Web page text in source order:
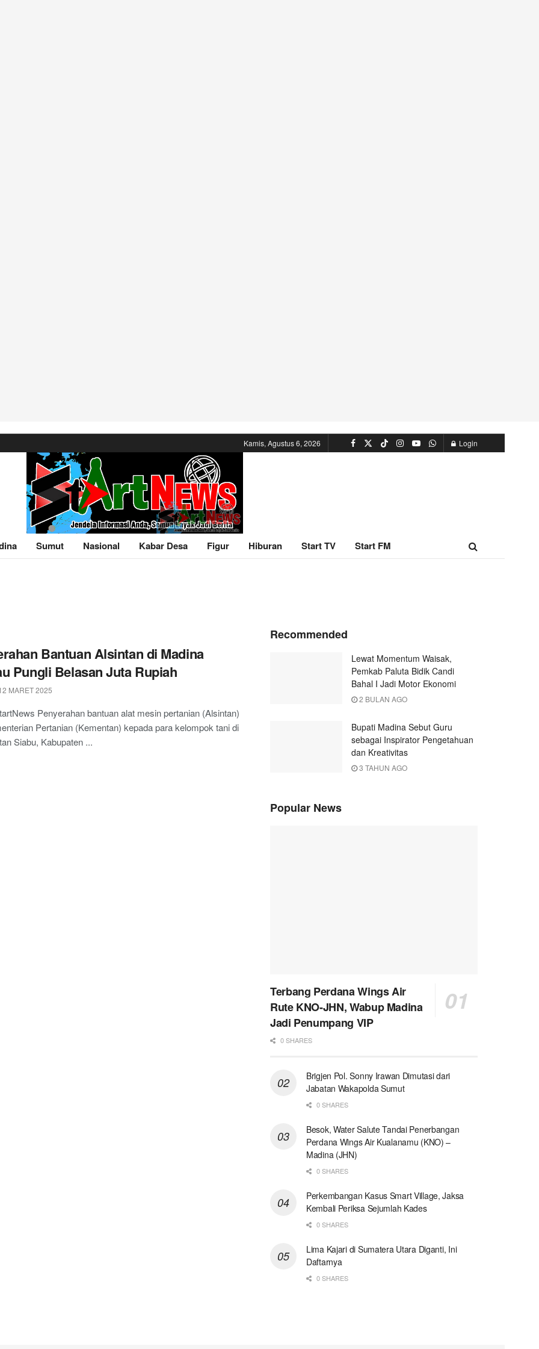
Kamis, Agustus 6, 2026 Login
Sumut Nasional Kabar Desa Figur Hiburan Start TV Start FM
Bantuan Alsintan di Madina
Pungli Belasan Juta Rupiah
MARET 2025
Penyerahan bantuan alat mesin pertanian (Alsintan)
Pertanian (Kementan) kepada para kelompok tani di
Siabu, Kabupaten ...
Recommended
Lewat Momentum Waisak,
Pemkab Paluta Bidik Candi
Bahal I Jadi Motor Ekonomi
2 BULAN AGO
Bupati Madina Sebut Guru
sebagai Inspirator Pengetahuan
dan Kreativitas
3 TAHUN AGO
Popular News
Terbang Perdana Wings Air
Rute KNO-JHN, Wabup Madina
Jadi Penumpang VIP
0 SHARES
Brigjen Pol. Sonny Irawan Dimutasi dari
Jabatan Wakapolda Sumut
0 SHARES
Besok, Water Salute Tandai Penerbangan
Perdana Wings Air Kualanamu (KNO) –
Madina (JHN)
0 SHARES
Perkembangan Kasus Smart Village, Jaksa
Kembali Periksa Sejumlah Kades
0 SHARES
Lima Kajari di Sumatera Utara Diganti, Ini
Daftarnya
0 SHARES